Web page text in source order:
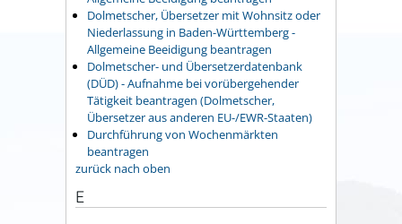
Dolmetscher, Übersetzer mit Wohnsitz oder
Niederlassung in Baden-Württemberg -
Allgemeine Beeidigung beantragen
Dolmetscher- und Übersetzerdatenbank
(DÜD) - Aufnahme bei vorübergehender
Tätigkeit beantragen (Dolmetscher,
Übersetzer aus anderen EU-/EWR-Staaten)
Durchführung von Wochenmärkten
beantragen
zurück nach oben
E